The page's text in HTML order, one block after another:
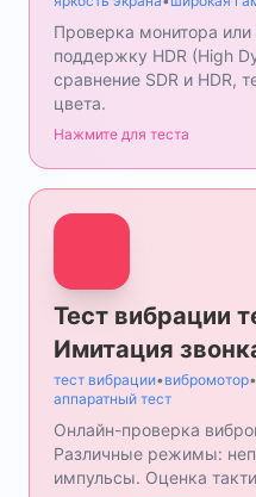
Проверка монитора
поддержку HDR (High
сравнение SDR и HDR,
цвета.
Нажмите для теста
Тест вибрации
Имитация
тест вибрации•вибромотор•
аппаратный тест
Онлайн-проверка
Различные режимы:
импульсы. Оценка